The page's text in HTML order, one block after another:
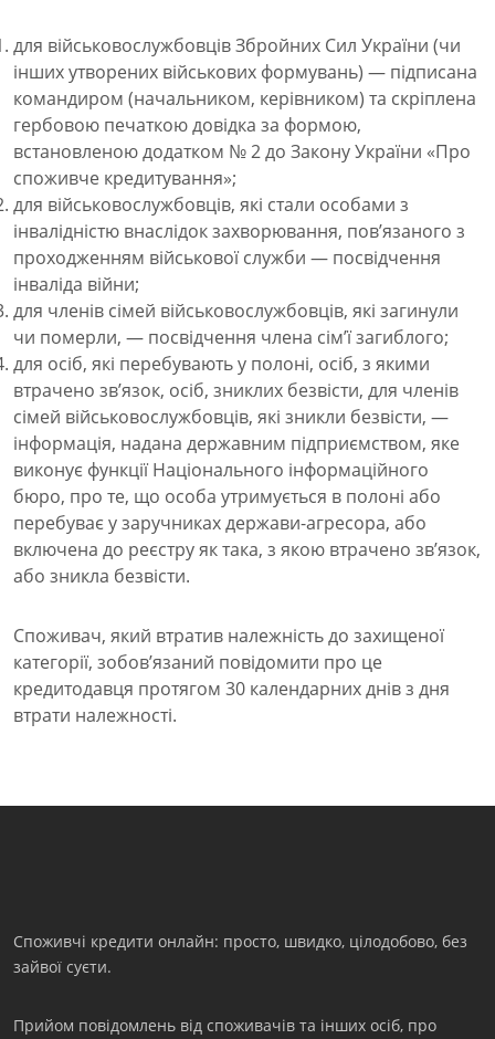
для військовослужбовців Збройних Сил України (чи
інших утворених військових формувань) — підписана
командиром (начальником, керівником) та скріплена
гербовою печаткою довідка за формою,
встановленою додатком № 2 до Закону України «Про
споживче кредитування»;
для військовослужбовців, які стали особами з
інвалідністю внаслідок захворювання, пов’язаного з
проходженням військової служби — посвідчення
інваліда війни;
для членів сімей військовослужбовців, які загинули
чи померли, — посвідчення члена сім’ї загиблого;
для осіб, які перебувають у полоні, осіб, з якими
втрачено зв’язок, осіб, зниклих безвісти, для членів
сімей військовослужбовців, які зникли безвісти, —
інформація, надана державним підприємством, яке
виконує функції Національного інформаційного
бюро, про те, що особа утримується в полоні або
перебуває у заручниках держави-агресора, або
включена до реєстру як така, з якою втрачено зв’язок,
або зникла безвісти.
Споживач, який втратив належність до захищеної
категорії, зобов’язаний повідомити про це
кредитодавця протягом 30 календарних днів з дня
втрати належності.
Споживчі кредити онлайн: просто, швидко, цілодобово, без
зайвої суєти.
Прийом повідомлень від споживачів та інших осіб, про